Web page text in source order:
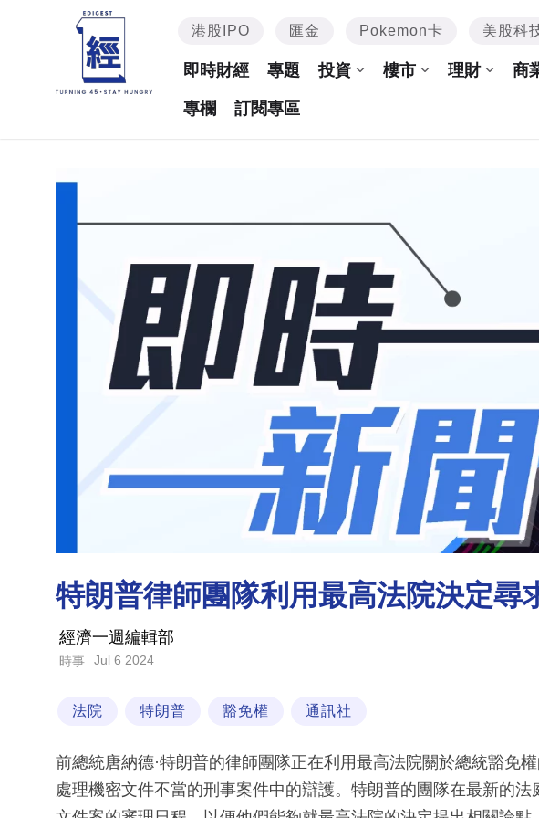
港股IPO 匯金 Pokemon卡 美股科
即時財經 專題 投資 樓市 理財 商
專欄 訂閱專區
特朗普律師團隊利用最高法院決定尋
經濟一週編輯部
時事 Jul 6 2024
法院 特朗普 豁免權 通訊社
前總統唐納德·特朗普的律師團隊正在利用最高法院關於總統豁免
處理機密文件不當的刑事案件中的辯護。特朗普的團隊在最新的